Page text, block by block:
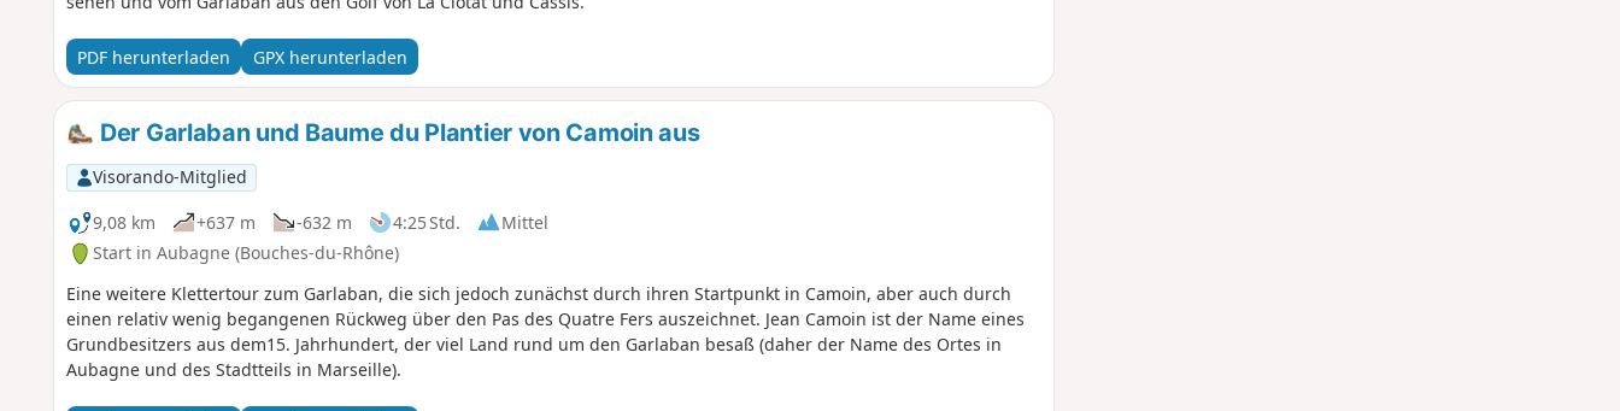
PDF herunterladen GPX herunterladen
Der Garlaban und Baume du Plantier von Camoin aus
Visorando-Mitglied
9,08 km
+637 m -632 m 4:25 Std.
Mittel
Start in Aubagne (Bouches-du-Rhône)
Eine weitere Klettertour zum Garlaban, die sich jedoch zunächst durch ihren Startpunkt in Camoin, aber auch durch
einen relativ wenig begangenen Rückweg über den Pas des Quatre Fers auszeichnet. Jean Camoin ist der Name eines
Grundbesitzers aus dem15. Jahrhundert, der viel Land rund um den Garlaban besaß (daher der Name des Ortes in
Aubagne und des Stadtteils in Marseille).